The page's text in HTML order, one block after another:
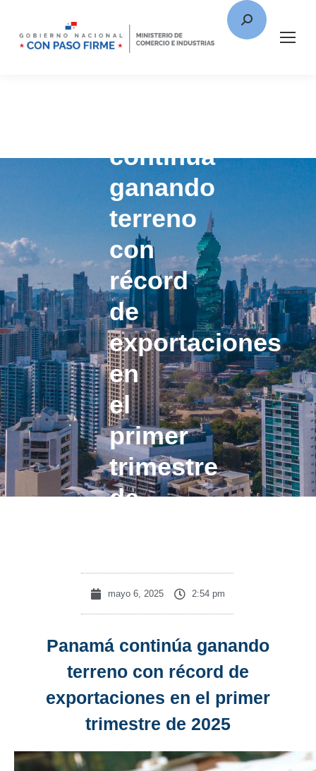
continúa
ganando
terreno
con
récord
de
exportaciones
en
el
primer
trimestre
de
mayo 6, 2025 2:54 pm
Panamá continúa ganando
terreno con récord de
exportaciones en el primer
trimestre de 2025